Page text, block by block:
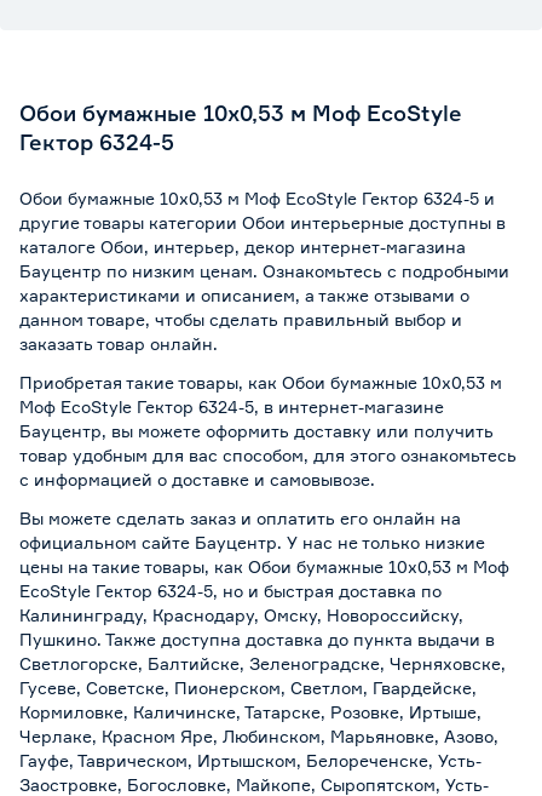
Обои бумажные 10х0,53 м Моф EcoStyle
Гектор 6324-5
Обои бумажные 10х0,53 м Моф EcoStyle Гектор 6324-5 и
другие товары категории Обои интерьерные доступны в
каталоге Обои, интерьер, декор интернет-магазина
Бауцентр по низким ценам. Ознакомьтесь с подробными
характеристиками и описанием, а также отзывами о
данном товаре, чтобы сделать правильный выбор и
заказать товар онлайн.
Приобретая такие товары, как Обои бумажные 10х0,53 м
Моф EcoStyle Гектор 6324-5, в интернет-магазине
Бауцентр, вы можете оформить доставку или получить
товар удобным для вас способом, для этого ознакомьтесь
с информацией о доставке и самовывозе.
Вы можете сделать заказ и оплатить его онлайн на
официальном сайте Бауцентр. У нас не только низкие
цены на такие товары, как Обои бумажные 10х0,53 м Моф
EcoStyle Гектор 6324-5, но и быстрая доставка по
Калининграду, Краснодару, Омску, Новороссийску,
Пушкино. Также доступна доставка до пункта выдачи в
Светлогорске, Балтийске, Зеленоградске, Черняховске,
Гусеве, Советске, Пионерском, Светлом, Гвардейске,
Кормиловке, Каличинске, Татарске, Розовке, Иртыше,
Черлаке, Красном Яре, Любинском, Марьяновке, Азово,
Гауфе, Таврическом, Иртышском, Белореченске, Усть-
Заостровке, Богословке, Майкопе, Сыропятском, Усть-